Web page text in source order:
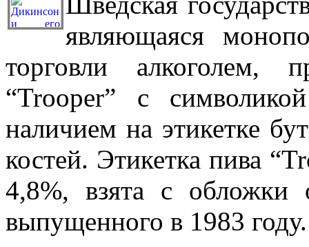
являющаяся
торговли алкоголем,
“Trooper” с
наличием на этикетке
костей. Этикетка пива
4,8%, взята с обложки
выпущенного в 1983 году.